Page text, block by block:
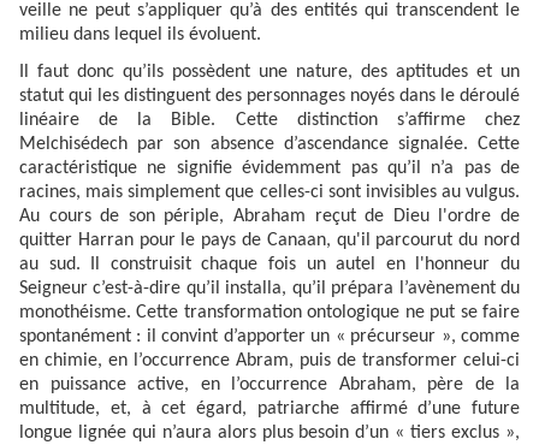
veille ne peut s’appliquer qu’à des entités qui transcendent le
milieu dans lequel ils évoluent.
Il faut donc qu’ils possèdent une nature, des aptitudes et un
statut qui les distinguent des personnages noyés dans le déroulé
linéaire de la Bible. Cette distinction s’affirme chez
Melchisédech par son absence d’ascendance signalée. Cette
caractéristique ne signifie évidemment pas qu’il n’a pas de
racines, mais simplement que celles-ci sont invisibles au vulgus.
Au cours de son périple, Abraham reçut de Dieu l'ordre de
quitter Harran pour le pays de Canaan, qu'il parcourut du nord
au sud. Il construisit chaque fois un autel en l'honneur du
Seigneur c’est-à-dire qu’il installa, qu’il prépara l’avènement du
monothéisme. Cette transformation ontologique ne put se faire
spontanément : il convint d’apporter un « précurseur », comme
en chimie, en l’occurrence Abram, puis de transformer celui-ci
en puissance active, en l’occurrence Abraham, père de la
multitude, et, à cet égard, patriarche affirmé d’une future
longue lignée qui n’aura alors plus besoin d’un « tiers exclus »,